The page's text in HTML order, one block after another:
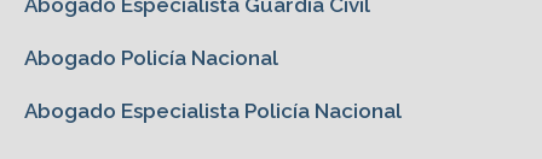
Abogado Especialista Guardia Civil
Abogado Policía Nacional
Abogado Especialista Policía Nacional